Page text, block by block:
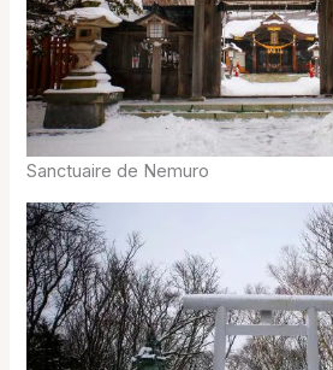
Sanctuaire de Nemuro